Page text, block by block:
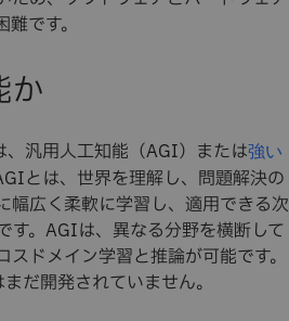
です。
か
汎用人工知能（AGI）または強い
とは、世界を理解し、問題解決の
幅広く柔軟に学習し、適用できる次
す。AGIは、異なる分野を横断して
ドメイン学習と推論が可能です。
だ開発されていません。